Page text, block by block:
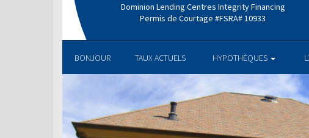
Dominion Lending Centres Integrity Financing
Permis de Courtage #FSRA# 10933
BONJOUR TAUX ACTUELS HYPOTHÈQUES